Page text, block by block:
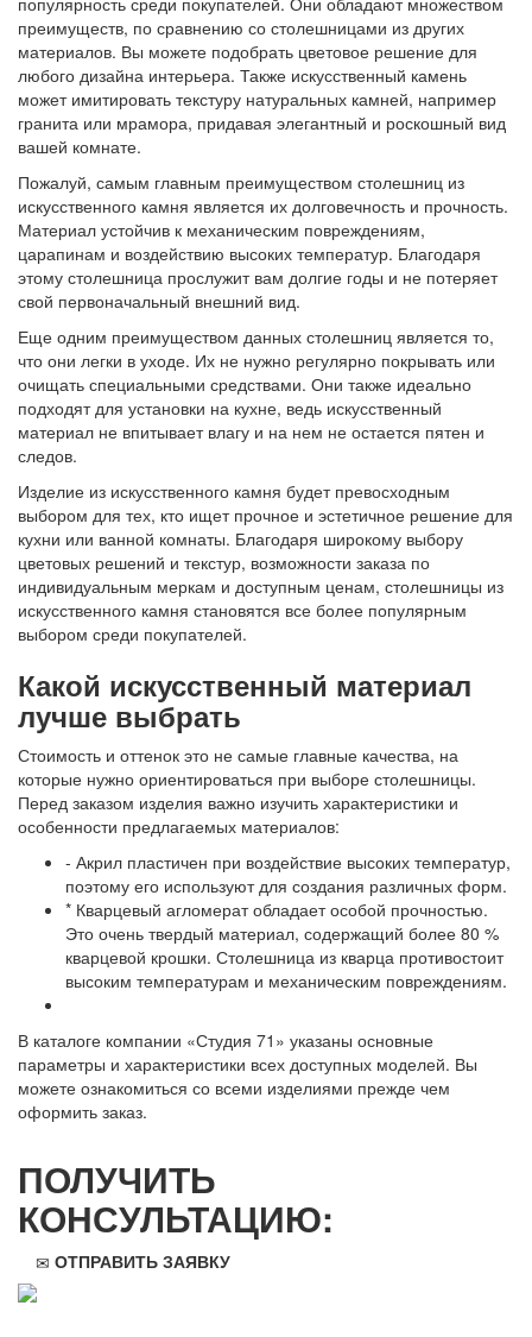
преимуществ, по сравнению со столешницами из других
материалов. Вы можете подобрать цветовое решение для
любого дизайна интерьера. Также искусственный камень
может имитировать текстуру натуральных камней, например
гранита или мрамора, придавая элегантный и роскошный вид
вашей комнате.
Пожалуй, самым главным преимуществом столешниц из
искусственного камня является их долговечность и прочность.
Материал устойчив к механическим повреждениям,
царапинам и воздействию высоких температур. Благодаря
этому столешница прослужит вам долгие годы и не потеряет
свой первоначальный внешний вид.
Еще одним преимуществом данных столешниц является то,
что они легки в уходе. Их не нужно регулярно покрывать или
очищать специальными средствами. Они также идеально
подходят для установки на кухне, ведь искусственный
материал не впитывает влагу и на нем не остается пятен и
следов.
Изделие из искусственного камня будет превосходным
выбором для тех, кто ищет прочное и эстетичное решение для
кухни или ванной комнаты. Благодаря широкому выбору
цветовых решений и текстур, возможности заказа по
индивидуальным меркам и доступным ценам, столешницы из
искусственного камня становятся все более популярным
выбором среди покупателей.
Какой искусственный материал
лучше выбрать
Стоимость и оттенок это не самые главные качества, на
которые нужно ориентироваться при выборе столешницы.
Перед заказом изделия важно изучить характеристики и
особенности предлагаемых материалов:
- Акрил пластичен при воздействие высоких температур,
поэтому его используют для создания различных форм.
* Кварцевый агломерат обладает особой прочностью.
Это очень твердый материал, содержащий более 80 %
кварцевой крошки. Столешница из кварца противостоит
высоким температурам и механическим повреждениям.
В каталоге компании «Студия 71» указаны основные
параметры и характеристики всех доступных моделей. Вы
можете ознакомиться со всеми изделиями прежде чем
оформить заказ.
ПОЛУЧИТЬ
КОНСУЛЬТАЦИЮ:
ОТПРАВИТЬ ЗАЯВКУ